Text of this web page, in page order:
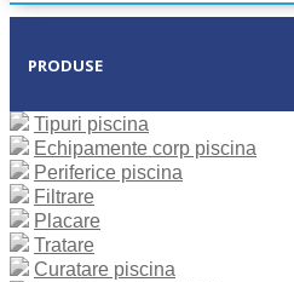
PRODUSE
Tipuri piscina
Echipamente corp piscina
Periferice piscina
Filtrare
Placare
Tratare
Curatare piscina
Placare piscine
Intra in contul tau si ai control
Logare
Cont nou
Prima Pagină